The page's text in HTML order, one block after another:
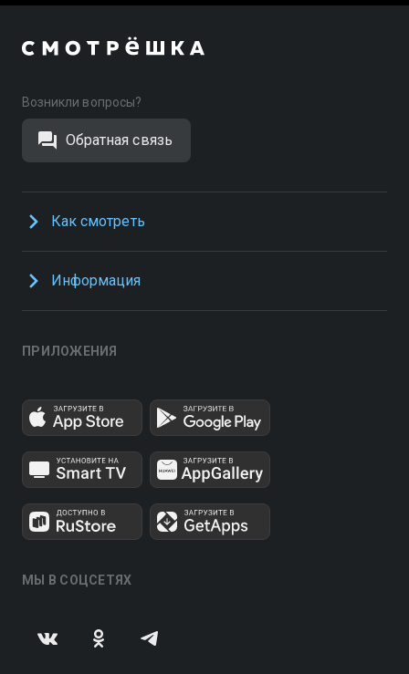
Возникли вопросы?
Обратная связь
Как смотреть
Информация
ПРИЛОЖЕНИЯ
МЫ В СОЦСЕТЯХ